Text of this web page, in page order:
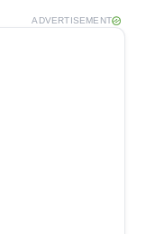
ADVERTISEMENT